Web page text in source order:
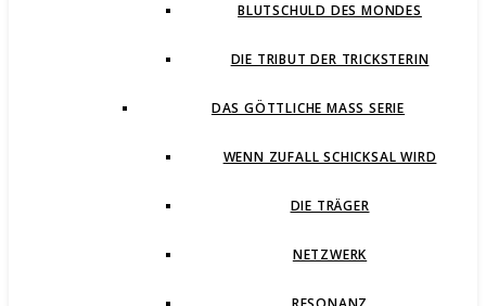
BLUTSCHULD DES MONDES
DIE TRIBUT DER TRICKSTERIN
DAS GÖTTLICHE MASS SERIE
WENN ZUFALL SCHICKSAL WIRD
DIE TRÄGER
NETZWERK